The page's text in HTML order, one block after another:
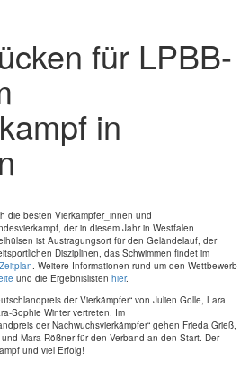
für LPBB-
in
die besten Vierkämpfer_innen und
der in diesem Jahr in Westfalen
ist Austragungsort für den Geländelauf, der
Disziplinen, das Schwimmen findet im
Zeitplan. Weitere Informationen rund um den Wettbewerb
und die Ergebnislisten hier.
der Vierkämpfer“ von Julien Golle, Lara
Sophie Winter vertreten. Im
der Nachwuchsvierkämpfer“ gehen Frieda Grieß,
Mara Rößner für den Verband an den Start. Der
und viel Erfolg!